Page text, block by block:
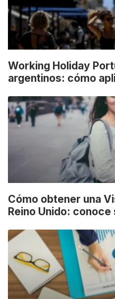
Working Holiday
argentinos: cómo
Cómo obtener una
Reino Unido: